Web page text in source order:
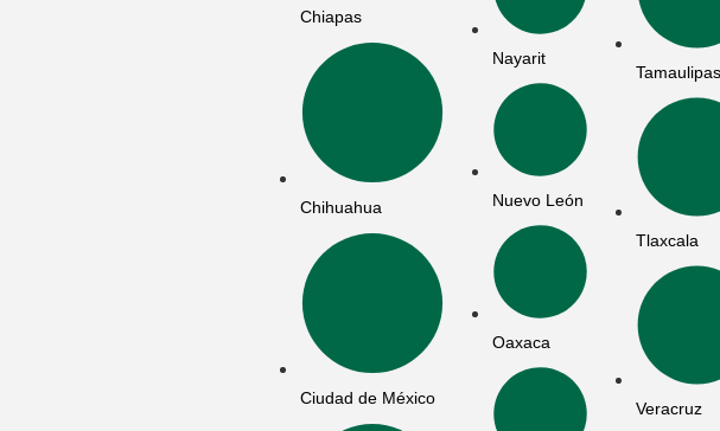
Chiapas
Chihuahua
Ciudad de México
Nayarit
Nuevo León
Oaxaca
Tamaulipas
Tlaxcala
Veracruz